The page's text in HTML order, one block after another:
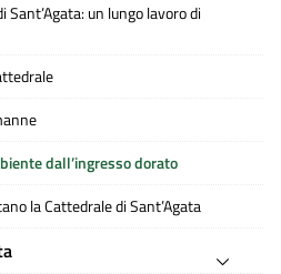
Sant’Agata: un lungo lavoro di
dall’ingresso dorato
la Cattedrale di Sant’Agata